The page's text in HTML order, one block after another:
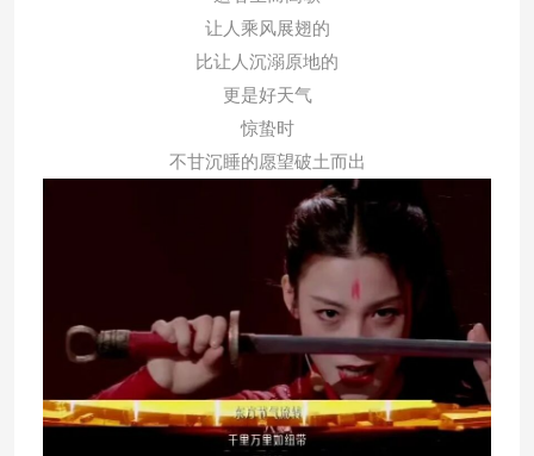
让人乘风展翅的
比让人沉溺原地的
更是好天气
惊蛰时
不甘沉睡的愿望破土而出